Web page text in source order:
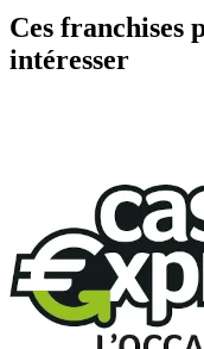
Ces franchises
intéresser